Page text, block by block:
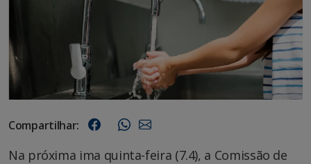
Compartilhar:
Na próxima ima quinta-feira (7.4), a Comissão de